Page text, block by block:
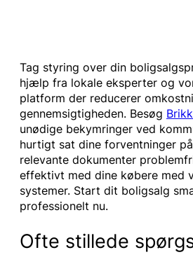
Tag styring over din
hjælp fra lokale eksperter og
platform der reducerer
gennemsigtigheden. Besøg
unødige bekymringer ved
hurtigt sat dine forventninger
relevante dokumenter
effektivt med dine købere med
systemer. Start dit boligsalg
professionelt nu.
Ofte stillede